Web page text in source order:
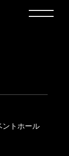
ントホール